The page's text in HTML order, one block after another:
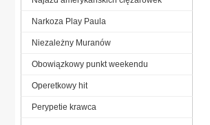
Narkoza Play Paula
Niezależny Muranów
Obowiązkowy punkt weekendu
Operetkowy hit
Perypetie krawca